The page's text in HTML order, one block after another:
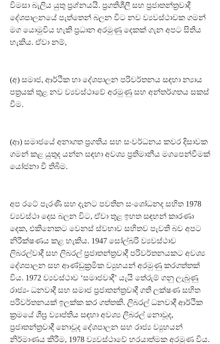
විමසා බැලිය යුතු ප්‍රශ්නයයි. ප්‍රගතිශීලී සහ ප්‍රජාතන්ත්‍රවාදී
දේශපාලනයේ පැත්තෙන් බලන විට නව ව්‍යවස්ථාවක ගමන්
මග යොමුවිය හැකි ප්‍රධාන අරමුණු දෙකක් ගැන අපට සිතිය
හැකිය. ඒවා නම්,
(අ) සමාජ, ආර්ථික හා දේශපාලන පරිවර්තනය සඳහා න්‍යාය
පත්‍රයක් තුළ නව ව්‍යවස්ථාවේ අරමුණු සහ අන්තර්ගතය සකස්
වීම.
(ආ) සමාජයේ අනාගත ප්‍රගතිය සහ සංවර්ධනය කවර දිසාවක
ගමන් කළ යුතුද යන්න සඳහා අවශ්‍ය ප්‍රතිමානීය මගපෙන්වීමක්
යෝජනා වී තිබීම.
අප රටේ පැරණි සහ දැනට පවතින සංශෝධනද සහිත 1978
ව්‍යවස්ථා දෙස බලන විට, ඒවා තුළ ඉහත සඳහන් කාරණා
දෙක, එකිනෙකට වෙනස් ස්වභාව සහිතව පැවති බව අපට
නිරීක්ෂණය කළ හැකිය. 1947 සෝල්බරි ව්‍යවස්ථාව
ලිබරල්වාදී සහ ලිබරල් ප්‍රජාතන්ත්‍රවාදී පරිවර්තනයකට අවශ්‍ය
දේශපාලන සහ ආණ්ඩුක්‍රමික ව්‍යුහයන් අරමුණු කරගත්තක්
විය. 1972 ව්‍යවස්ථාව ‘සමාජවාදී’ යැයි තේරුම් ගනු ලැබුණු
රාජ්‍ය- ධනවාදී සහ සමාජ ප්‍රජාතන්ත්‍රවාදී ගති ලක්ෂණ සහිත
පරිවර්තනයක් ඉලක්ක කර ගත්තකි. ලිබරල් ධනවාදී ආර්ථික
ක්‍රමයේ ශීඝ්‍ර ව්‍යාප්තිය සඳහා අවශ්‍ය ලිබරල් නොවූද,
ප්‍රජාතන්ත්‍රවාදී නොවූද දේශපාලන සහ රාජ්‍ය ව්‍යුහයන්
නිර්මාණය කිරීම, 1978 ව්‍යවස්ථාවේ හරයාත්මක අරමුණ විය.